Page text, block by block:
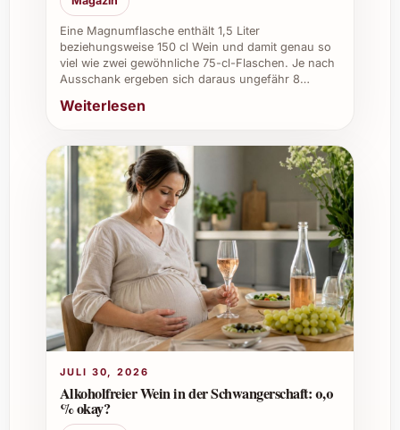
seiner klaren Frische und seinem eleganten
Geschmack jeden Genussmoment
unvergesslich macht!
Eine Magnumflasche enthält 1,5 Liter
beziehungsweise 150 cl Wein und damit genau so
viel wie zwei gewöhnliche 75-cl-Flaschen. Je nach
Ausschank ergeben sich daraus ungefähr 8…
Weiterlesen
JULI 30, 2026
Alkoholfreier Wein in der Schwangerschaft: 0,0
% okay?